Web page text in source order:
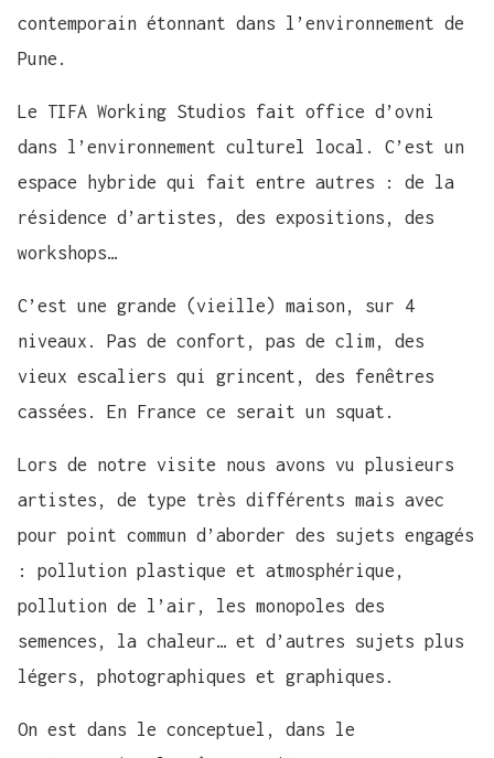
contemporain étonnant dans l’environnement de
Pune.
Le TIFA Working Studios fait office d’ovni
dans l’environnement culturel local. C’est un
espace hybride qui fait entre autres : de la
résidence d’artistes, des expositions, des
workshops…
C’est une grande (vieille) maison, sur 4
niveaux. Pas de confort, pas de clim, des
vieux escaliers qui grincent, des fenêtres
cassées. En France ce serait un squat.
Lors de notre visite nous avons vu plusieurs
artistes, de type très différents mais avec
pour point commun d’aborder des sujets engagés
: pollution plastique et atmosphérique,
pollution de l’air, les monopoles des
semences, la chaleur… et d’autres sujets plus
légers, photographiques et graphiques.
On est dans le conceptuel, dans le